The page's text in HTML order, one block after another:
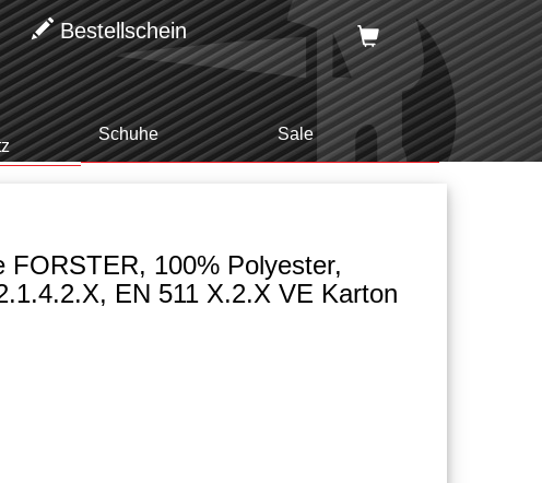
Bestellschein
Schuhe Sale
100% Polyester,
EN 511 X.2.X VE Karton